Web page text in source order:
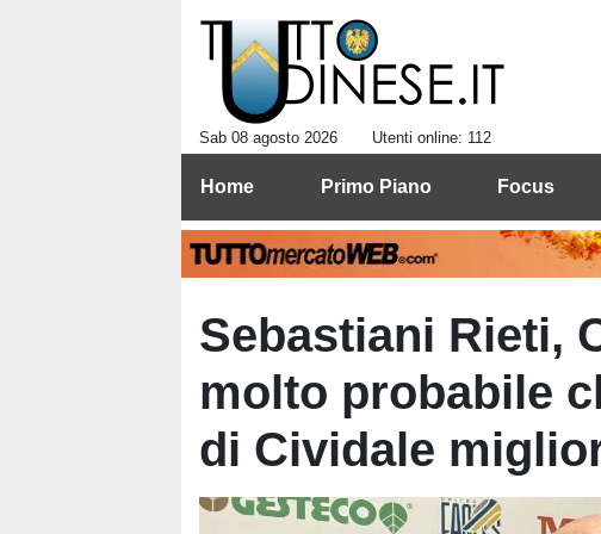
Sab 08 agosto 2026 Utenti online: 112
Home Primo Piano Focus
Sebastiani Rieti,
molto probabile
di Cividale